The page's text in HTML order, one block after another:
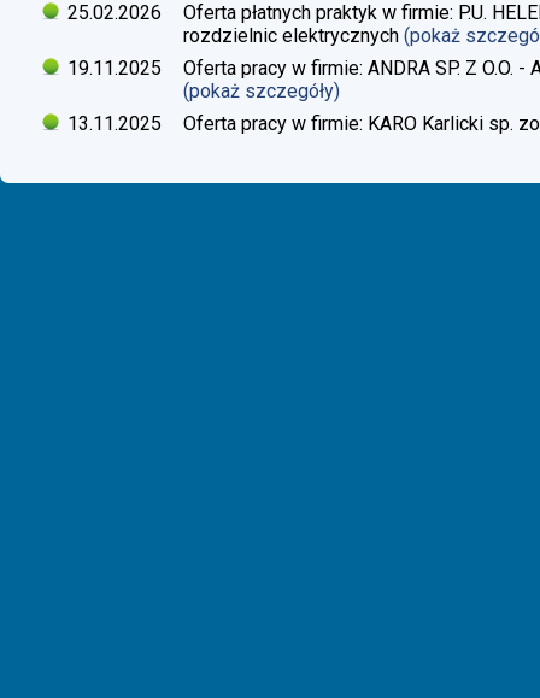
25.02.2026
Oferta płatnych praktyk w firmie: P.U.
rozdzielnic elektrycznych (pokaż
19.11.2025
Oferta pracy w firmie: ANDRA SP. Z O.O.
(pokaż szczegóły)
13.11.2025
Oferta pracy w firmie: KARO Karlicki sp.